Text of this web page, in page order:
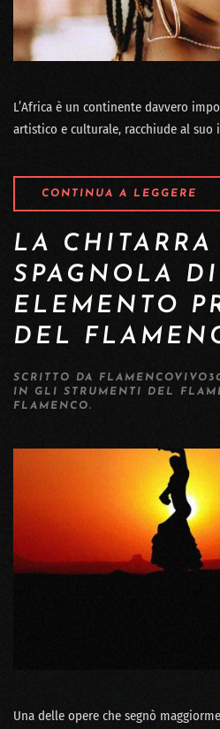
L’Africa è un continente davvero
artistico e culturale, racchiude al suo
CONTINUA A LEGGERE
LA CHITARRA
SPAGNOLA
ELEMENTO
DEL
SCRITTO DA
IN GLI STRUMENTI DEL
FLAMENCO.
Una delle opere che segnò